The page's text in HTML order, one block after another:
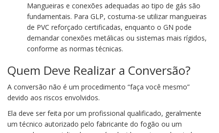
Mangueiras e conexões adequadas ao tipo de gás são
fundamentais. Para GLP, costuma-se utilizar mangueiras
de PVC reforçado certificadas, enquanto o GN pode
demandar conexões metálicas ou sistemas mais rígidos,
conforme as normas técnicas.
Quem Deve Realizar a Conversão?
A conversão não é um procedimento “faça você mesmo”
devido aos riscos envolvidos.
Ela deve ser feita por um profissional qualificado, geralmente
um técnico autorizado pelo fabricante do fogão ou um